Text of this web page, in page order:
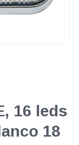
16 leds
18